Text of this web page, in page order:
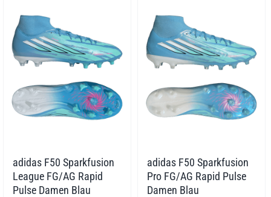
adidas F50 Sparkfusion
League FG/AG Rapid
Pulse Damen Blau
adidas F50 Sparkfusion
Pro FG/AG Rapid Pulse
Damen Blau